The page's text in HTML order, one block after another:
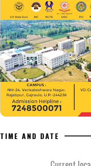
TIME AND DATE